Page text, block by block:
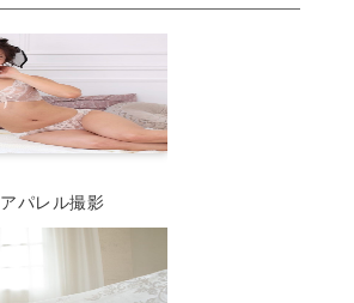
アパレル撮影